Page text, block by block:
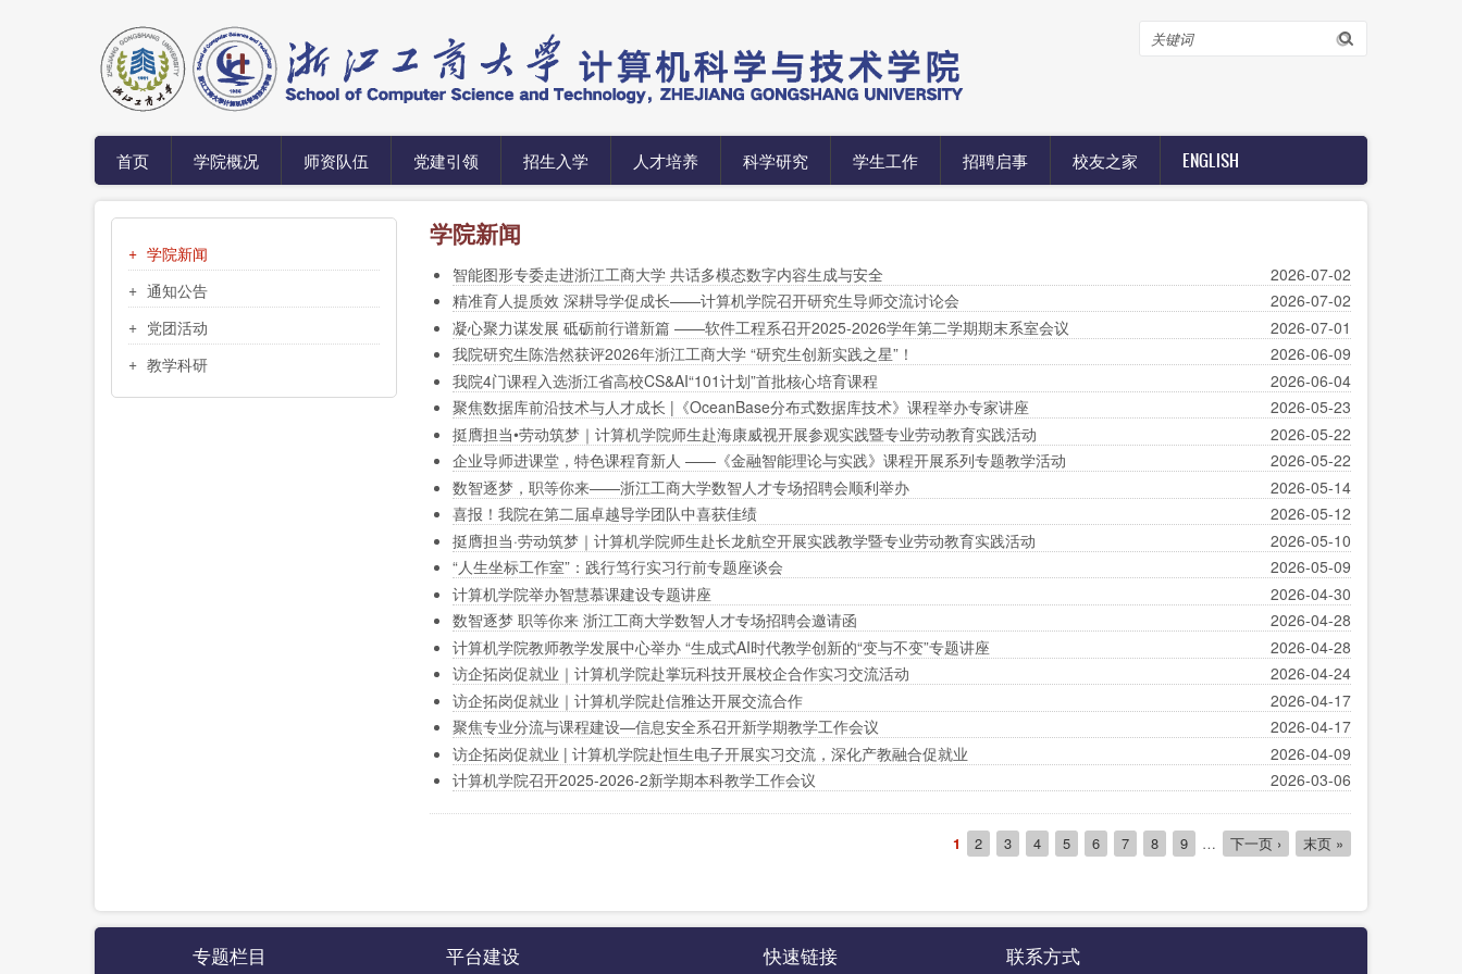
搜
索
首页 学院概况 师资队伍 党建引领 招生入学 人才培养 科学研究 学生工作 招聘启事 校友之家 ENGLISH
页
区
块
学院新闻
通知公告
党团活动
教学科研
学院新闻
2026-07-02
智能图形专委走进浙江工商大学 共话多模态数字内容生成与安全
2026-07-02
精准育人提质效 深耕导学促成长——计算机学院召开研究生导师交流讨论会
2026-07-01
凝心聚力谋发展 砥砺前行谱新篇 ——软件工程系召开2025-2026学年第二学期期末系室会议
2026-06-09
我院研究生陈浩然获评2026年浙江工商大学 “研究生创新实践之星”！
2026-06-04
我院4门课程入选浙江省高校CS&AI“101计划”首批核心培育课程
2026-05-23
聚焦数据库前沿技术与人才成长 |《OceanBase分布式数据库技术》课程举办专家讲座
2026-05-22
挺膺担当•劳动筑梦｜计算机学院师生赴海康威视开展参观实践暨专业劳动教育实践活动
2026-05-22
企业导师进课堂，特色课程育新人 ——《金融智能理论与实践》课程开展系列专题教学活动
2026-05-14
数智逐梦，职等你来——浙江工商大学数智人才专场招聘会顺利举办
2026-05-12
喜报！我院在第二届卓越导学团队中喜获佳绩
2026-05-10
挺膺担当·劳动筑梦｜计算机学院师生赴长龙航空开展实践教学暨专业劳动教育实践活动
2026-05-09
“人生坐标工作室”：践行笃行实习行前专题座谈会
2026-04-30
计算机学院举办智慧慕课建设专题讲座
2026-04-28
数智逐梦 职等你来 浙江工商大学数智人才专场招聘会邀请函
2026-04-28
计算机学院教师教学发展中心举办 “生成式AI时代教学创新的“变与不变”专题讲座
2026-04-24
访企拓岗促就业｜计算机学院赴掌玩科技开展校企合作实习交流活动
2026-04-17
访企拓岗促就业｜计算机学院赴信雅达开展交流合作
2026-04-17
聚焦专业分流与课程建设—信息安全系召开新学期教学工作会议
2026-04-09
访企拓岗促就业 | 计算机学院赴恒生电子开展实习交流，深化产教融合促就业
2026-03-06
计算机学院召开2025-2026-2新学期本科教学工作会议
当
1 Page
2 Page
3 Page
4 Page
5 Page
6 Page
7 Page
8 Page
9 …
下
一
下一页 ›
末
页
末页 »
专题栏目 平台建设 快速链接 联系方式